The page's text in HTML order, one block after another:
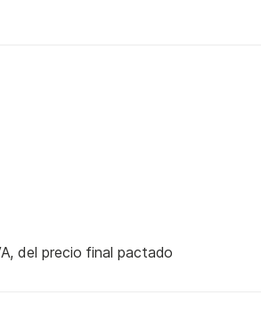
del precio final pactado